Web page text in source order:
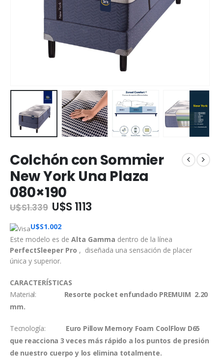
Colchón con Sommier
New York Una Plaza
080×190
U$S1.339 U$S 1113
U$S1.002
Este modelo es de Alta Gamma dentro de la línea
PerfectSleeper Pro , diseñada una sensación de placer
única y superior.
CARACTERÍSTICAS
Material: Resorte pocket enfundado PREMUIM 2.20
mm.
Tecnología: Euro Pillow Memory Foam CoolFlow D65
que reacciona 3 veces más rápido a los puntos de presión
de nuestro cuerpo y los elimina totalmente.